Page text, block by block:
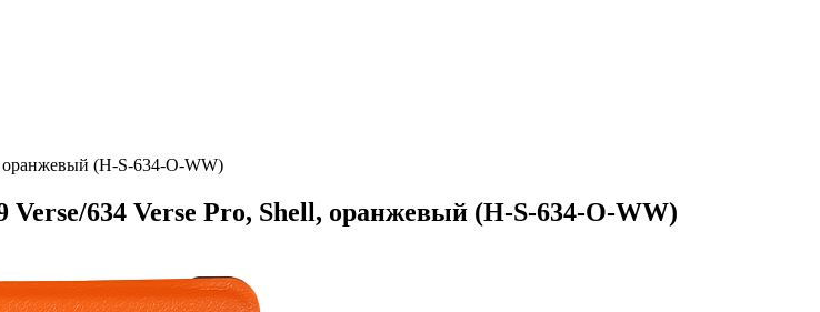
оранжевый (H-S-634-O-WW)
634 Verse Pro, Shell, оранжевый (H-S-634-O-WW)